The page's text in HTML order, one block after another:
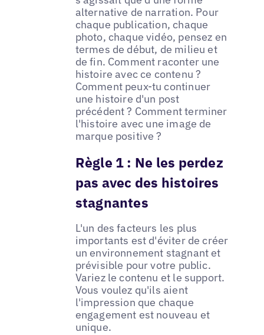
alternative de narration. Pour
chaque publication, chaque
photo, chaque vidéo, pensez en
termes de début, de milieu et
de fin. Comment raconter une
histoire avec ce contenu ?
Comment peux-tu continuer
une histoire d'un post
précédent ? Comment terminer
l'histoire avec une image de
marque positive ?
Règle 1 : Ne les perdez
pas avec des histoires
stagnantes
L'un des facteurs les plus
importants est d'éviter de créer
un environnement stagnant et
prévisible pour votre public.
Variez le contenu et le support.
Vous voulez qu'ils aient
l'impression que chaque
engagement est nouveau et
unique.